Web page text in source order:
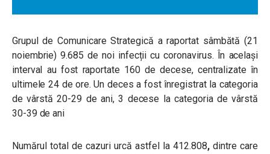
Grupul de Comunicare Strategică a raportat sâmbătă (21
noiembrie) 9.685 de noi infecții cu coronavirus. În același
interval au fost raportate 160 de decese, centralizate în
ultimele 24 de ore. Un deces a fost înregistrat la categoria
de vârstă 20-29 de ani, 3 decese la categoria de vârstă
30-39 de ani
Numărul total de cazuri urcă astfel la 412.808,dintre care